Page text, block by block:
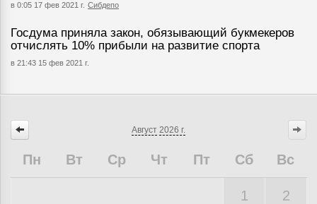
в 0:05 17 фев 2021 г. Сибдепо
Госдума приняла закон, обязывающий букмекеров
отчислять 10% прибыли на развитие спорта
в 21:43 15 фев 2021 г.
Август 2026 г.
Пн Вт Ср Чт Пт Сб Вс
1 2